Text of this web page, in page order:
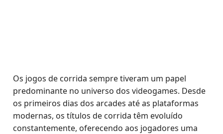
Os jogos de corrida sempre tiveram um papel
predominante no universo dos videogames. Desde
os primeiros dias dos arcades até as plataformas
modernas, os títulos de corrida têm evoluído
constantemente, oferecendo aos jogadores uma